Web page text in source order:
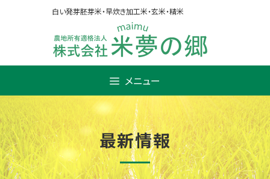
白い発芽胚芽米・早炊き加工米・玄米・精米
メニュー
最新情報